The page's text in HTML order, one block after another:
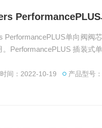
PerformancePLUS
PerformancePLUS单向阀阀
。PerformancePLUS 插装式
间：2022-10-19 产品型号：